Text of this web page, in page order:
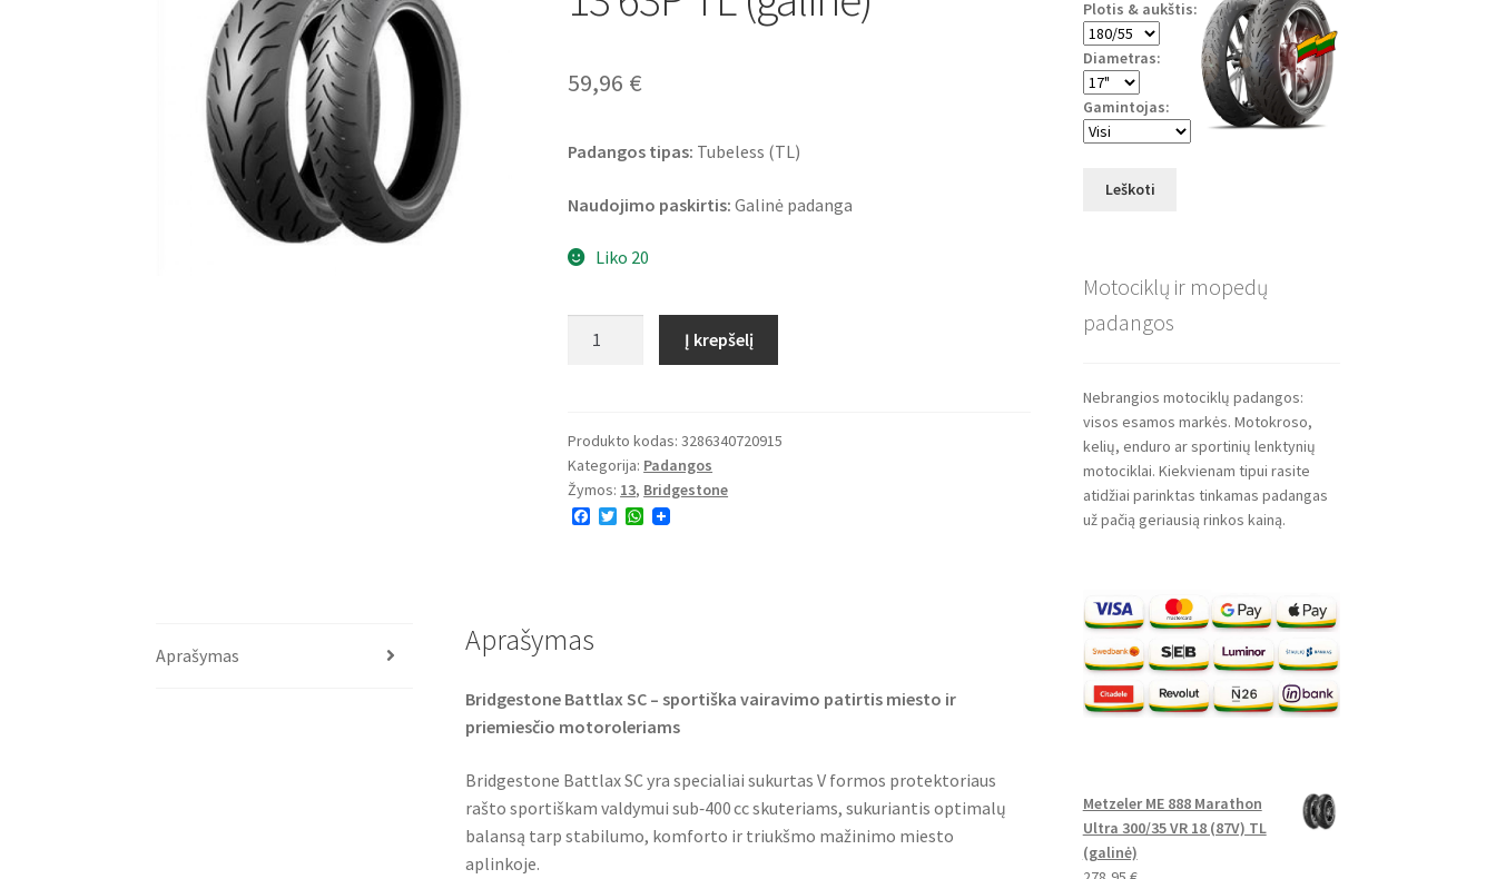
59,96 €
Padangos tipas: Tubeless (TL)
Naudojimo paskirtis: Galinė padanga
Liko 20
130/70
-
13
63P
Į krepšelį
Produkto kodas:3286340720915
Kategorija: Padangos
Žymos: 13, Bridgestone
F
k
T
W
Aprašymas Aprašymas
Bridgestone Battlax SC – sportiška vairavimo patirtis miesto ir
priemiesčio motoroleriams
Bridgestone Battlax SC yra specialiai sukurtas V formos protektoriaus
rašto sportiškam valdymui sub‑400 cc skuteriams, sukuriantis optimalų
balansą tarp stabilumo, komforto ir triukšmo mažinimo miesto
aplinkoje.
Plotis & aukštis:
Diametras:
Gamintojas:
Leškoti
Motociklų ir mopedų
padangos
Nebrangios motociklų padangos:
visos esamos markės. Motokroso,
kelių, enduro ar sportinių lenktynių
motociklai. Kiekvienam tipui rasite
atidžiai parinktas tinkamas padangas
už pačią geriausią rinkos kainą.
Metzeler ME 888 Marathon
Ultra 300/35 VR 18 (87V) TL
(galinė)